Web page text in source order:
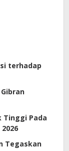
terhadap
Tinggi Pada
Tegaskan